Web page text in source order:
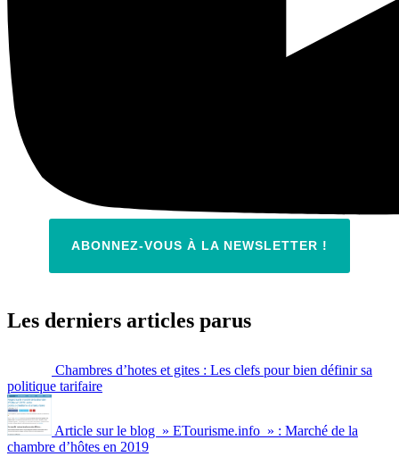
ABONNEZ-VOUS À LA NEWSLETTER !
Les derniers articles parus
Chambres d’hotes et gites : Les clefs pour bien définir sa
politique tarifaire
Article sur le blog » ETourisme.info » : Marché de la
chambre d’hôtes en 2019